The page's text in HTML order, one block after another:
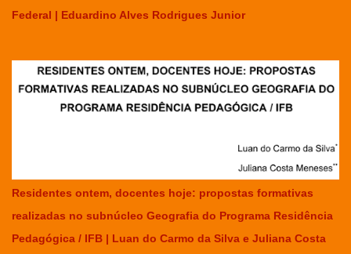
Federal | Eduardino Alves Rodrigues Junior
Residentes ontem, docentes hoje: propostas formativas
realizadas no subnúcleo Geografia do Programa Residência
Pedagógica / IFB | Luan do Carmo da Silva e Juliana Costa